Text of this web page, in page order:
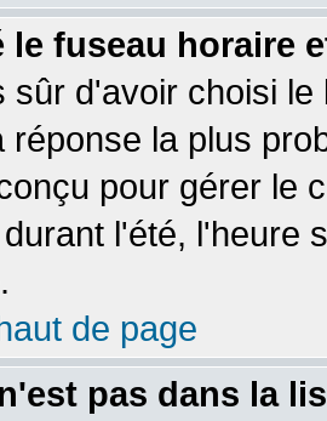
le fuseau horaire
sûr d'avoir choisi
réponse la plus
pour gérer le
l'été, l'heure
de page
pas dans la